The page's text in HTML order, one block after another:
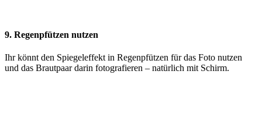
9. Regenpfützen nutzen
Ihr könnt den Spiegeleffekt in Regenpfützen für das Foto nutzen
und das Brautpaar darin fotografieren – natürlich mit Schirm.